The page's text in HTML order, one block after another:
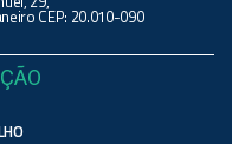
CEP: 20.010-090